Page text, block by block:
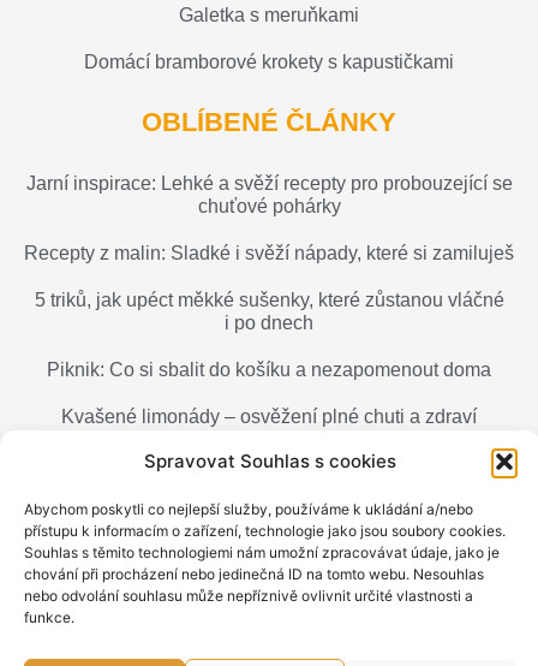
Spravovat Souhlas s cookies
Abychom poskytli co nejlepší služby, používáme k ukládání a/nebo
přístupu k informacím o zařízení, technologie jako jsou soubory cookies.
Souhlas s těmito technologiemi nám umožní zpracovávat údaje, jako je
chování při procházení nebo jedinečná ID na tomto webu. Nesouhlas
nebo odvolání souhlasu může nepříznivě ovlivnit určité vlastnosti a
funkce.
Galetka s meruňkami
Domácí bramborové krokety s kapustičkami
OBLÍBENÉ ČLÁNKY
Jarní inspirace: Lehké a svěží recepty pro probouzející se
chuťové pohárky
Recepty z malin: Sladké i svěží nápady, které si zamiluješ
5 triků, jak upéct měkké sušenky, které zůstanou vláčné
i po dnech
Piknik: Co si sbalit do košíku a nezapomenout doma
Kvašené limonády – osvěžení plné chuti a zdraví
Chřest: delikatesa, kterou si zamiluješ (i když jsi ho ještě